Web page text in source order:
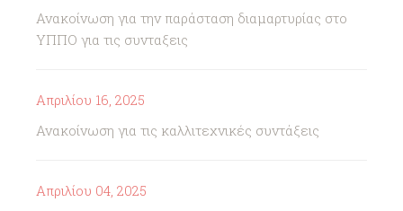
Ανακοίνωση για την παράσταση διαμαρτυρίας στο
ΥΠΠΟ για τις συνταξεις
Απριλίου 16, 2025
Ανακοίνωση για τις καλλιτεχνικές συντάξεις
Απριλίου 04, 2025